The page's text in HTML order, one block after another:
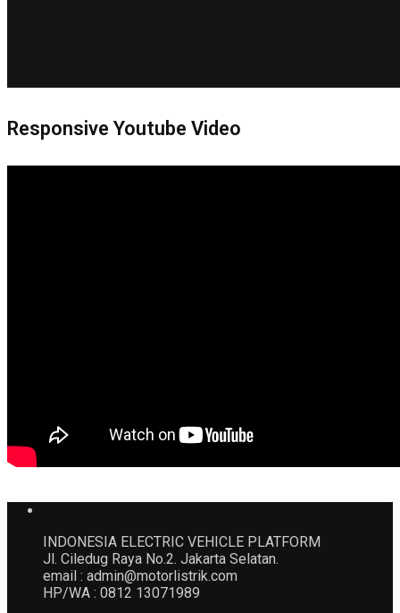
Responsive Youtube Video
INDONESIA ELECTRIC VEHICLE PLATFORM
Jl. Ciledug Raya No.2. Jakarta Selatan.
email : admin@motorlistrik.com
HP/WA : 0812 13071989